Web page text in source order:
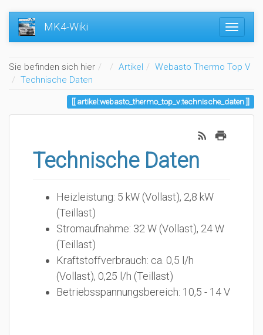
MK4-Wiki
Sie befinden sich hier Home
Artikel
Webasto Thermo Top V
Technische Daten
artikel:webasto_thermo_top_v:technische_daten
Technische Daten
Heizleistung: 5 kW (Vollast), 2,8 kW
(Teillast)
Stromaufnahme: 32 W (Vollast), 24 W
(Teillast)
Kraftstoffverbrauch: ca. 0,5 l/h
(Vollast), 0,25 l/h (Teillast)
Betriebsspannungsbereich: 10,5 - 14 V